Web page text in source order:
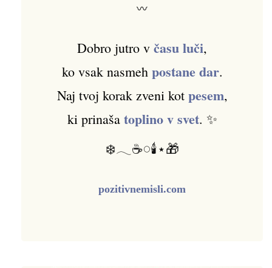
〰
Dobro jutro v času luči,
ko vsak nasmeh postane dar.
Naj tvoj korak zveni kot pesem,
ki prinaša toplino v svet. ✨
❄️𓂃☕𓏸🕯️⋆🎁
pozitivnemisli.com